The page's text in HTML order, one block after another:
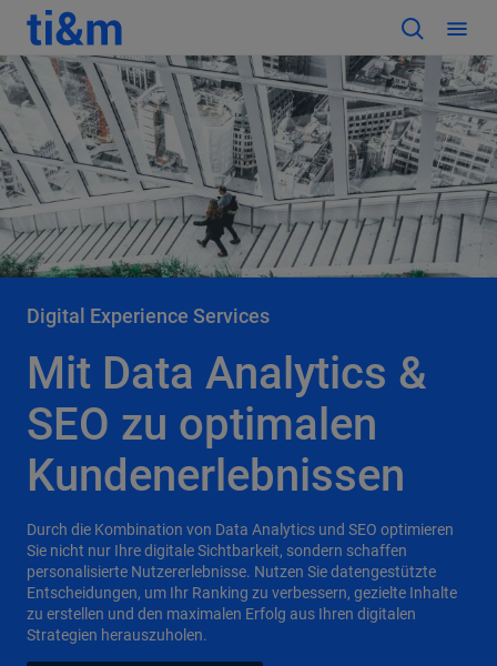
Digital Experience Services
Mit Data Analytics &
SEO zu optimalen
Kundenerlebnissen
Durch die Kombination von Data Analytics und SEO optimieren
Sie nicht nur Ihre digitale Sichtbarkeit, sondern schaffen
personalisierte Nutzererlebnisse. Nutzen Sie datengestützte
Entscheidungen, um Ihr Ranking zu verbessern, gezielte Inhalte
zu erstellen und den maximalen Erfolg aus Ihren digitalen
Strategien herauszuholen.